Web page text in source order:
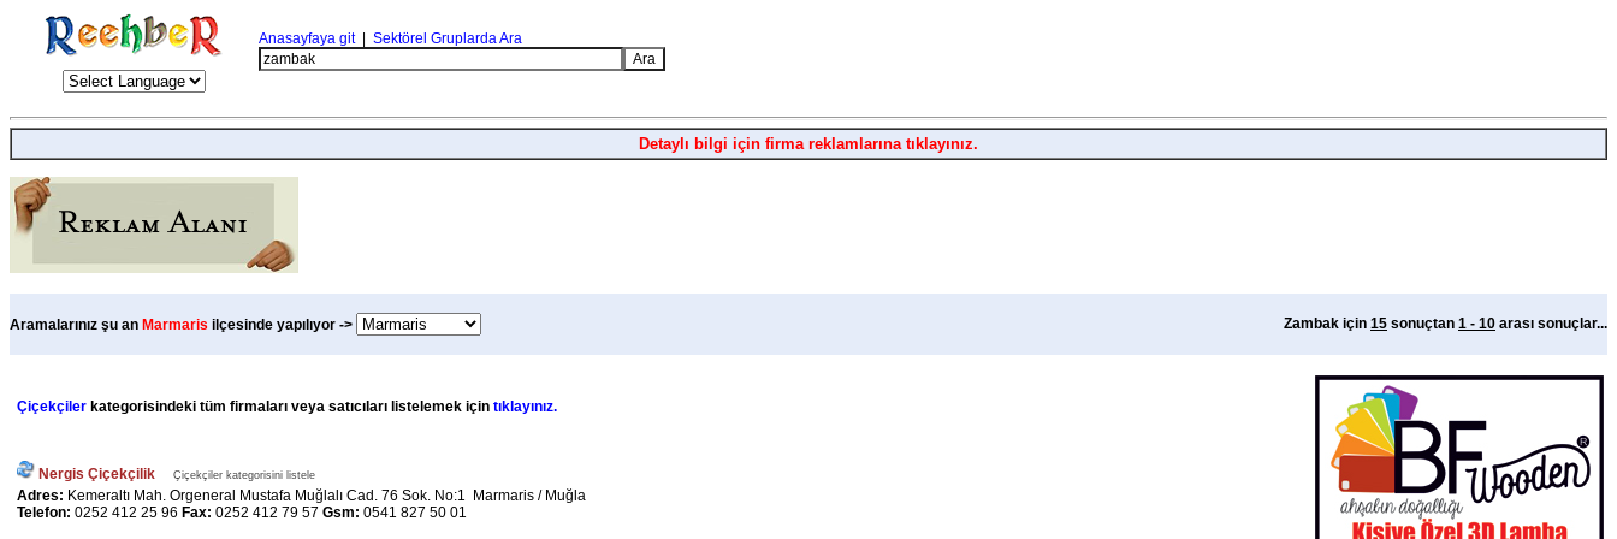
Anasayfaya git| Sektörel Gruplarda Ara
Detaylı bilgi için firma reklamlarına tıklayınız.
Aramalarınız şu an Marmaris ilçesinde yapılıyor -> Zambak için 15 sonuçtan 1 - 10 arası sonuçlar...
Çiçekçiler kategorisindeki tüm firmaları veya satıcıları listelemek için tıklayınız.
Nergis Çiçekçilik Çiçekçiler kategorisini listele
Adres: Kemeraltı Mah. Orgeneral Mustafa Muğlalı Cad. 76 Sok. No:1 Marmaris / Muğla
Telefon: 0252 412 25 96 Fax: 0252 412 79 57 Gsm: 0541 827 50 01